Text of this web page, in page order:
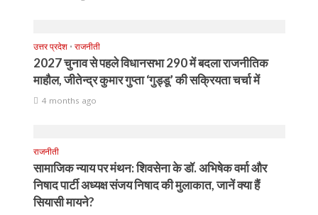
उत्तर प्रदेश • राजनीती
2027 चुनाव से पहले विधानसभा 290 में बदला राजनीतिक
माहौल, जीतेन्द्र कुमार गुप्ता ‘गुड्डू’ की सक्रियता चर्चा में
4 months ago
राजनीती
सामाजिक न्याय पर मंथन: शिवसेना के डॉ. अभिषेक वर्मा और
निषाद पार्टी अध्यक्ष संजय निषाद की मुलाकात, जानें क्या हैं
सियासी मायने?